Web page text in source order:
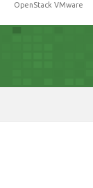
OpenStack VMware